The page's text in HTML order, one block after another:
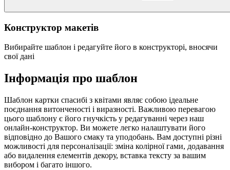
Конструктор макетів
Вибирайте шаблон і редагуйте його в конструкторі, вносячи
свої дані
Інформація про шаблон
Шаблон картки спасибі з квітами являє собою ідеальне
поєднання витонченості і виразності. Важливою перевагою
цього шаблону є його гнучкість у редагуванні через наш
онлайн-конструктор. Ви можете легко налаштувати його
відповідно до Вашого смаку та уподобань. Вам доступні різні
можливості для персоналізації: зміна колірної гами, додавання
або видалення елементів декору, вставка тексту за вашим
вибором і багато іншого.